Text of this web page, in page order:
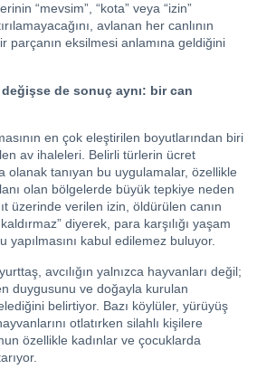
“mevsim”, “kota” veya “izin”
avlanan her canlının
parçanın eksilmesi anlamına geldiğini
de sonuç aynı: bir can
en çok eleştirilen boyutlarından biri
av ihaleleri. Belirli türlerin ücret
olanak tanıyan bu uygulamalar, özellikle
olan bölgelerde büyük tepkiye neden
üzerinde verilen izin, öldürülen canın
diyerek, para karşılığı yaşam
yapılmasını kabul edilemez buluyor.
avcılığın yalnızca hayvanları değil;
duygusunu ve doğayla kurulan
belirtiyor. Bazı köylüler, yürüyüş
otlatırken silahlı kişilere
özellikle kadınlar ve çocuklarda